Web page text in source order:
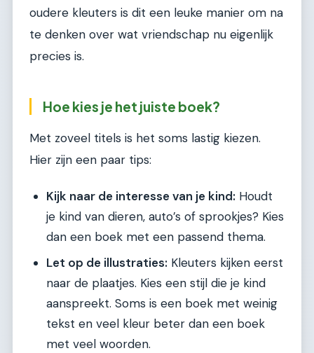
oudere kleuters is dit een leuke manier om na
te denken over wat vriendschap nu eigenlijk
precies is.
Hoe kies je het juiste boek?
Met zoveel titels is het soms lastig kiezen.
Hier zijn een paar tips:
Kijk naar de interesse van je kind: Houdt
je kind van dieren, auto’s of sprookjes? Kies
dan een boek met een passend thema.
Let op de illustraties: Kleuters kijken eerst
naar de plaatjes. Kies een stijl die je kind
aanspreekt. Soms is een boek met weinig
tekst en veel kleur beter dan een boek
met veel woorden.